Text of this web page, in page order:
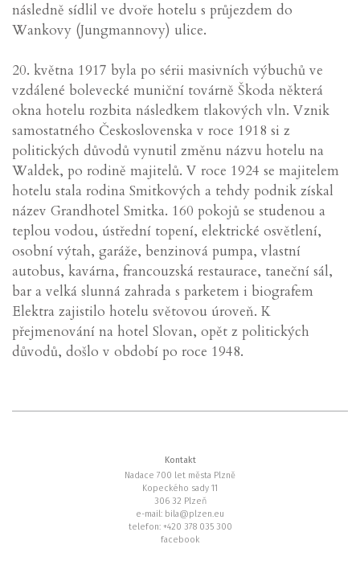
následně sídlil ve dvoře hotelu s průjezdem do
Wankovy (Jungmannovy) ulice.
20. května 1917 byla po sérii masivních výbuchů ve
vzdálené bolevecké muniční továrně Škoda některá
okna hotelu rozbita následkem tlakových vln. Vznik
samostatného Československa v roce 1918 si z
politických důvodů vynutil změnu názvu hotelu na
Waldek, po rodině majitelů. V roce 1924 se majitelem
hotelu stala rodina Smitkových a tehdy podnik získal
název Grandhotel Smitka. 160 pokojů se studenou a
teplou vodou, ústřední topení, elektrické osvětlení,
osobní výtah, garáže, benzinová pumpa, vlastní
autobus, kavárna, francouzská restaurace, taneční sál,
bar a velká slunná zahrada s parketem i biografem
Elektra zajistilo hotelu světovou úroveň. K
přejmenování na hotel Slovan, opět z politických
důvodů, došlo v období po roce 1948.
Kontakt
Nadace 700 let města Plzně
Kopeckého sady 11
306 32 Plzeň
e-mail: bila@plzen.eu
telefon: +420 378 035 300
facebook